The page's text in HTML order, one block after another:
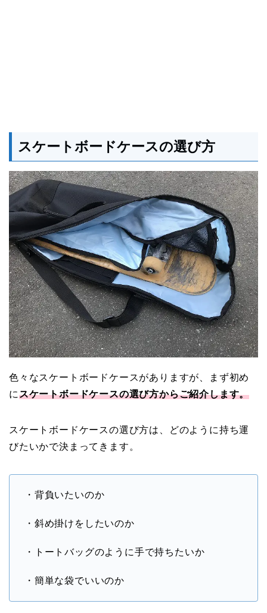
スケートボードケースの選び方
色々なスケートボードケースがありますが、まず初め
にスケートボードケースの選び方からご紹介します。
スケートボードケースの選び方は、どのように持ち運
びたいかで決まってきます。
・背負いたいのか
・斜め掛けをしたいのか
・トートバッグのように手で持ちたいか
・簡単な袋でいいのか